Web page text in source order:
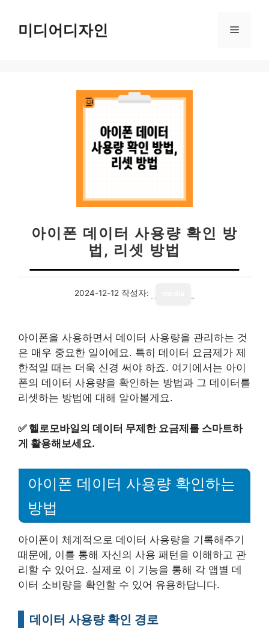
미디어디자인 메
아이폰 데이터 사용량 확인 방
법, 리셋 방법
2024-12-12 작성자:
아이폰을 사용하면서 데이터 사용량을 관리하는 것
은 매우 중요한 일이에요. 특히 데이터 요금제가 제
한적일 때는 더욱 신경 써야 하죠. 여기에서는 아이
폰의 데이터 사용량을 확인하는 방법과 그 데이터를
리셋하는 방법에 대해 알아볼게요.
✅ 헬로모바일의 데이터 무제한 요금제를 스마트하
게 활용해보세요.
아이폰 데이터 사용량 확인하는
방법
아이폰이 체계적으로 데이터 사용량을 기록해주기
때문에, 이를 통해 자신의 사용 패턴을 이해하고 관
리할 수 있어요. 실제로 이 기능을 통해 각 앱별 데
이터 소비량을 확인할 수 있어 유용하답니다.
데이터 사용량 확인 경로